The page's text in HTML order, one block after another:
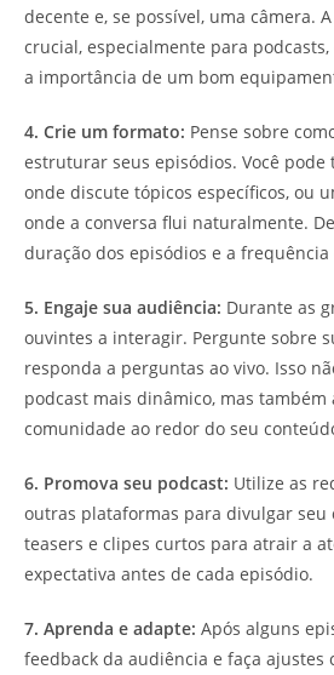
decente e, se possível, uma câmera.
crucial, especialmente para
a importância de um bom
4. Crie um formato: Pense sobre
estruturar seus episódios. Você
onde discute tópicos específicos, ou
onde a conversa flui naturalmente.
duração dos episódios e a
5. Engaje sua audiência: Durante as
ouvintes a interagir. Pergunte sobre
responda a perguntas ao vivo. Isso
podcast mais dinâmico, mas
comunidade ao redor do seu
6. Promova seu podcast: Utilize as
outras plataformas para divulgar seu
teasers e clipes curtos para atrair a
expectativa antes de cada episódio.
7. Aprenda e adapte: Após alguns
feedback da audiência e faça ajustes